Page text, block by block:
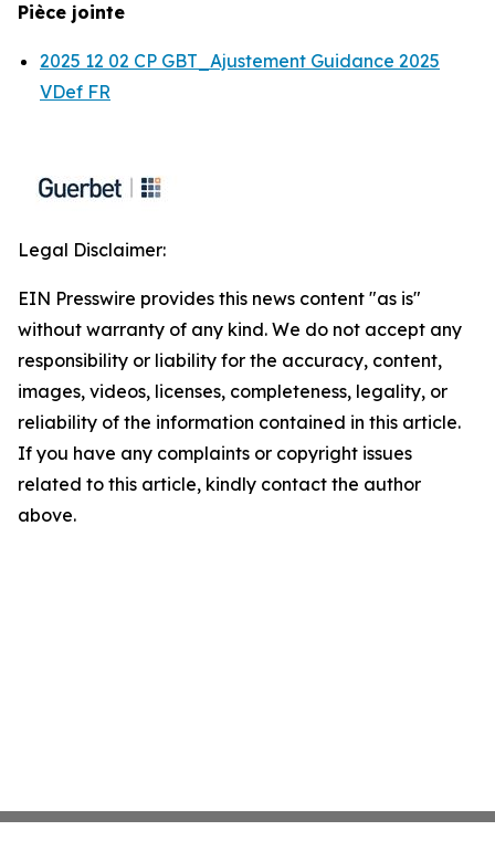
Pièce jointe
2025 12 02 CP GBT_Ajustement Guidance 2025
VDef FR
Legal Disclaimer:
EIN Presswire provides this news content "as is"
without warranty of any kind. We do not accept any
responsibility or liability for the accuracy, content,
images, videos, licenses, completeness, legality, or
reliability of the information contained in this article.
If you have any complaints or copyright issues
related to this article, kindly contact the author
above.